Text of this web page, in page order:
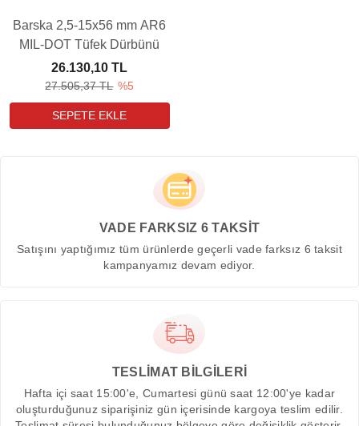
Barska 2,5-15x56 mm AR6
MIL-DOT Tüfek Dürbünü
27.505,37 TL %5
26.130,10 TL
VADE FARKSIZ 6 TAKSİT
Satışını yaptığımız tüm ürünlerde geçerli vade farksız 6 taksit
kampanyamız devam ediyor.
TESLİMAT BİLGİLERİ
Hafta içi saat 15:00'e, Cumartesi günü saat 12:00'ye kadar
oluşturduğunuz siparişiniz gün içerisinde kargoya teslim edilir.